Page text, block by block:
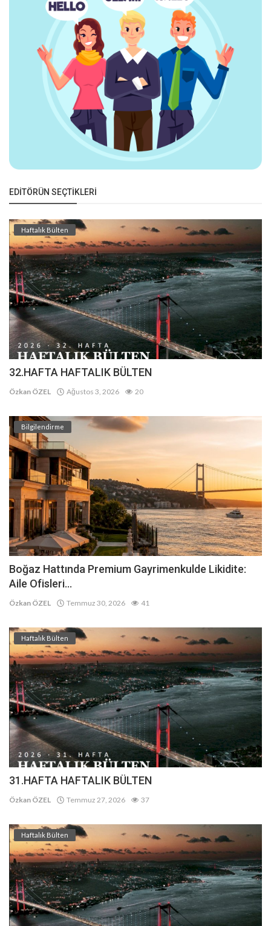
EDITÖRÜN SEÇTIKLERI
Haftalık Bülten
32.HAFTA HAFTALIK BÜLTEN
Özkan ÖZEL Ağustos 3, 2026 20
Bilgilendirme
Boğaz Hattında Premium Gayrimenkulde Likidite:
Aile Ofisleri...
Özkan ÖZEL Temmuz 30, 2026 41
Haftalık Bülten
31.HAFTA HAFTALIK BÜLTEN
Özkan ÖZEL Temmuz 27, 2026 37
Haftalık Bülten